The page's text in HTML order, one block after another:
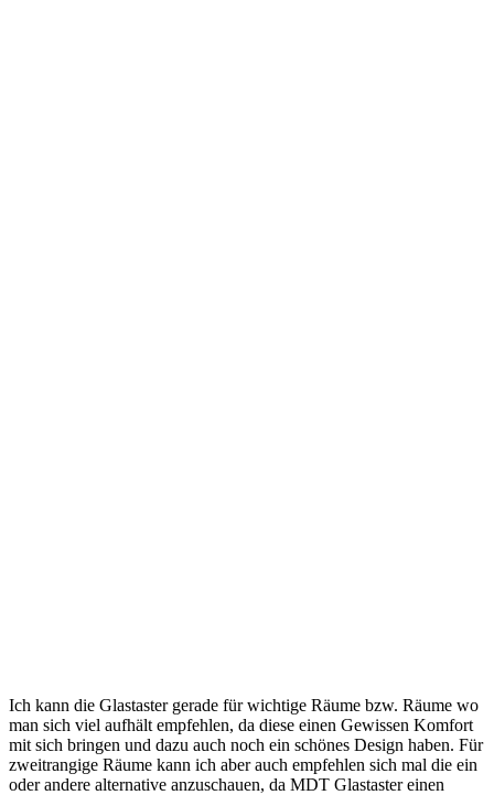
Ich kann die Glastaster gerade für wichtige Räume bzw. Räume wo
man sich viel aufhält empfehlen, da diese einen Gewissen Komfort
mit sich bringen und dazu auch noch ein schönes Design haben. Für
zweitrangige Räume kann ich aber auch empfehlen sich mal die ein
oder andere alternative anzuschauen, da MDT Glastaster einen